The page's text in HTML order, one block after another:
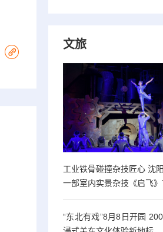
文旅
工业铁骨碰撞杂技匠心 沈
一部室内实景杂技《启飞
“东北有戏”8月8日开园